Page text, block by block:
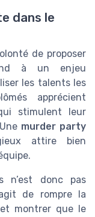
dans le
de proposer
à un enjeu
les talents les
apprécient
stimulent leur
murder party
attire bien
n’est donc pas
de rompre la
montrer que le